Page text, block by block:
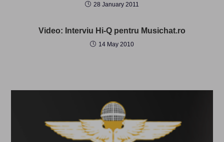
28 January 2011
Video: Interviu Hi-Q pentru Musichat.ro
14 May 2010